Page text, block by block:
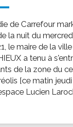
de Carrefour
la nuit du
le maire de la
a tenu à
de la zone du
[ce matin
Lucien